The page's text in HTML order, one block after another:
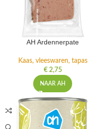
AH Ardennerpate
Kaas, vleeswaren, tapas
€2,75
NAAR AH